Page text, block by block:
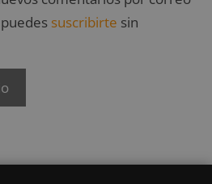
suscribirte sin